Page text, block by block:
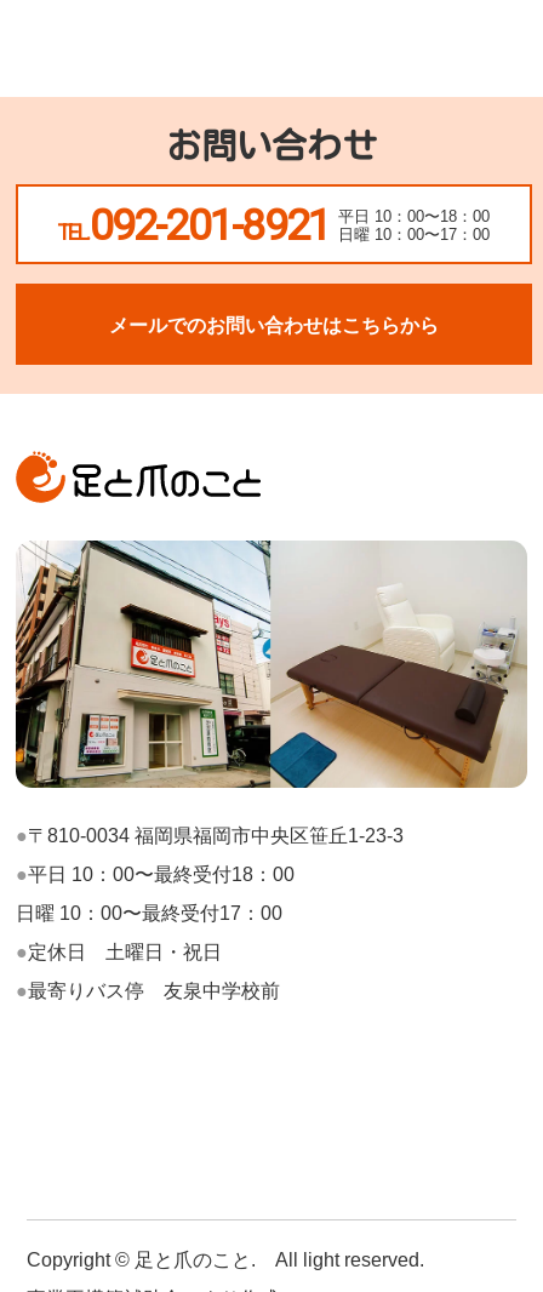
お問い合わせ
TEL.092-201-8921
平日 10：00〜18：00
日曜 10：00〜17：00
メールでのお問い合わせはこちらから
〒810-0034 福岡県福岡市中央区笹丘1-23-3
平日 10：00〜最終受付18：00
日曜 10：00〜最終受付17：00
定休日 土曜日・祝日
最寄りバス停 友泉中学校前
Copyright © 足と爪のこと. All light reserved.